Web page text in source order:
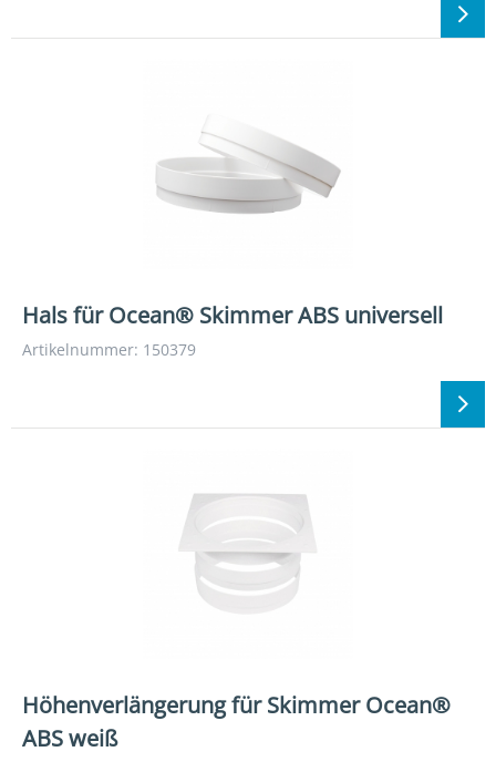
Hals für Ocean® Skimmer ABS universell
Artikelnummer: 150379
Höhenverlängerung für Skimmer Ocean®
ABS weiß